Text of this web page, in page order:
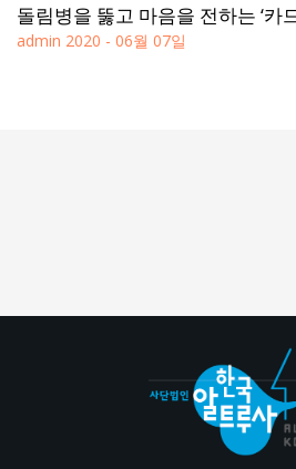
돌림병을 뚫고 마음을 전하는 ‘카
admin 2020 - 06월 07일